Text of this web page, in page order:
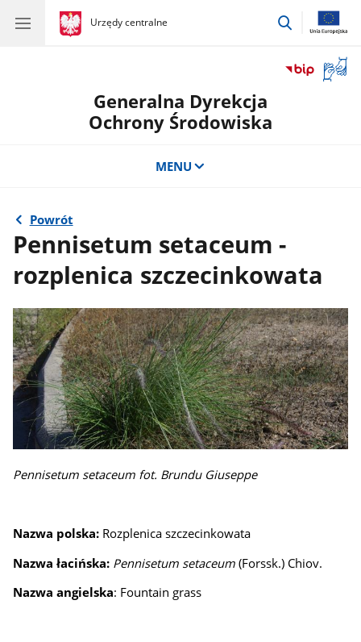
gov.pl
Urzędy centralne
gov.pl
Urzędy
przejdź
okno
Generalna Dyrekcja
Ochrony Środowiska
MENU
Powrót
Pennisetum setaceum -
rozplenica szczecinkowata
Pennisetum setaceum fot. Brundu Giuseppe
Nazwa polska: Rozplenica szczecinkowata
Nazwa łacińska: Pennisetum setaceum (Forssk.) Chiov.
Nazwa angielska: Fountain grass